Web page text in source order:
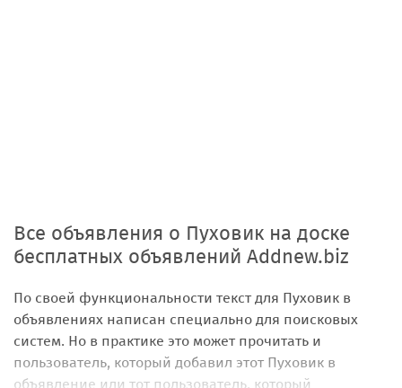
Все объявления о Пуховик на доске
бесплатных объявлений Addnew.biz
По своей функциональности текст для Пуховик в
объявлениях написан специально для поисковых
систем. Но в практике это может прочитать и
пользователь, который добавил этот Пуховик в
объявление или тот пользователь, который